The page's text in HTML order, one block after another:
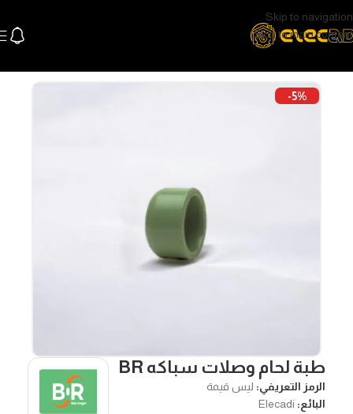
Skip to navigation
Skip to main content
-5%
طبة لحام وصلات سباكه BR
الرمز التعريفي: ليس قيمة
البائع: Elecadi